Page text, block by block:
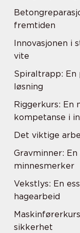
fremtiden
Innovasjonen i
vite
Spiraltrapp: En
løsning
Riggerkurs: En
kompetanse i
Det viktige
Gravminner:
minnesmerker
Vekstlys: En
hagearbeid
sikkerhet